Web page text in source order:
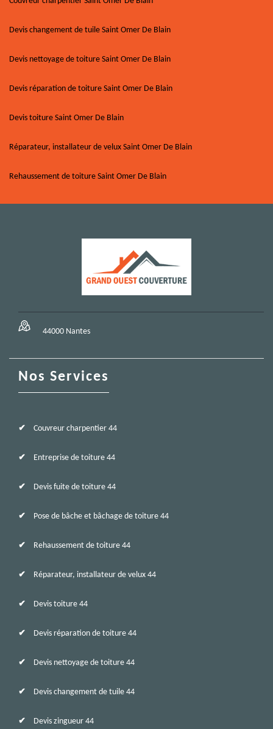
Devis changement de tuile Saint Omer De Blain
Devis nettoyage de toiture Saint Omer De Blain
Devis réparation de toiture Saint Omer De Blain
Devis toiture Saint Omer De Blain
Réparateur, installateur de velux Saint Omer De Blain
Rehaussement de toiture Saint Omer De Blain
44000 Nantes
Nos Services
Couvreur charpentier 44
Entreprise de toiture 44
Devis fuite de toiture 44
Pose de bâche et bâchage de toiture 44
Rehaussement de toiture 44
Réparateur, installateur de velux 44
Devis toiture 44
Devis réparation de toiture 44
Devis nettoyage de toiture 44
Devis changement de tuile 44
Devis zingueur 44